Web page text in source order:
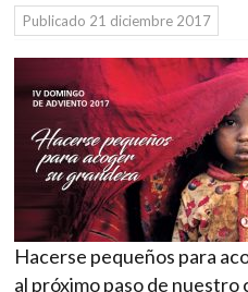
Publicado 21 diciembre 2017
Hacerse pequeños para
al próximo paso de nuestro